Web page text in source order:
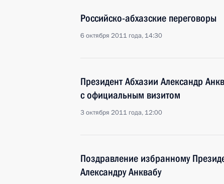
Российско-абхазские переговоры
6 октября 2011 года, 14:30
Президент Абхазии Александр
с официальным визитом
3 октября 2011 года, 12:00
Поздравление избранному
Александру Анквабу